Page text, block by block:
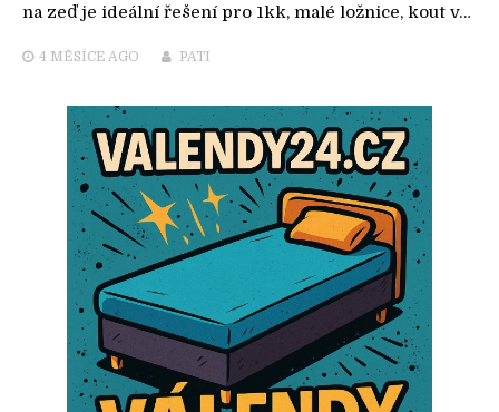
na zeď je ideální řešení pro 1kk, malé ložnice, kout v…
4 MĚSÍCE AGO PATI